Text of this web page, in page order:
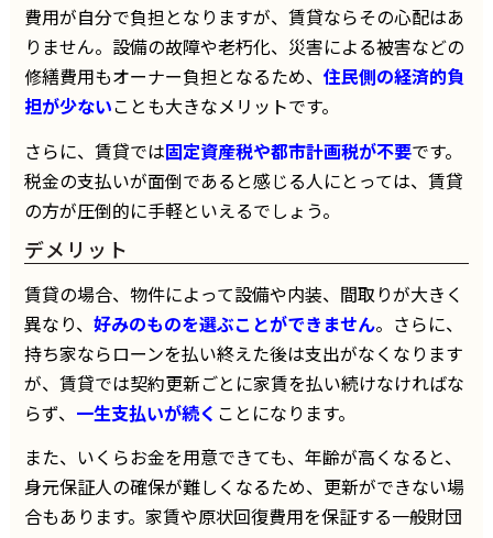
費用が自分で負担となりますが、賃貸ならその心配はあ
りません。設備の故障や老朽化、災害による被害などの
修繕費用もオーナー負担となるため、住民側の経済的負
担が少ないことも大きなメリットです。
さらに、賃貸では固定資産税や都市計画税が不要です。
税金の支払いが面倒であると感じる人にとっては、賃貸
の方が圧倒的に手軽といえるでしょう。
デメリット
賃貸の場合、物件によって設備や内装、間取りが大きく
異なり、好みのものを選ぶことができません。さらに、
持ち家ならローンを払い終えた後は支出がなくなります
が、賃貸では契約更新ごとに家賃を払い続けなければな
らず、 一生支払いが続く ことになります。
また、いくらお金を用意できても、年齢が高くなると、
身元保証人の確保が難しくなるため、更新ができない場
合もあります。家賃や原状回復費用を保証する一般財団